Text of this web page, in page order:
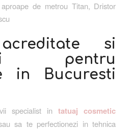
de metrou Titan, Dristor
si
pentru
in Bucuresti
specialist intatuaj cosmetic
sa te perfectionezi in tehnica